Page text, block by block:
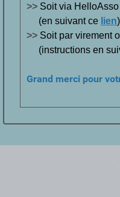
>> Soit via HelloAsso
(en suivant ce lien)
>> Soit par virement
(instructions en
Grand merci pour